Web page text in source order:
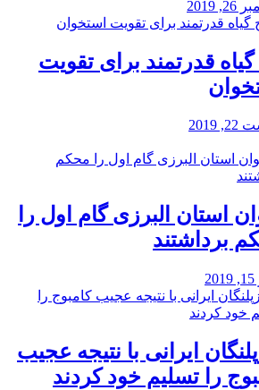
2019
گیاه قدرتمند برای تقویت
2019
استان البرزی گام اول را
برداشتند
ایرانی با نتیجه عجیب
را تسلیم خود کردند